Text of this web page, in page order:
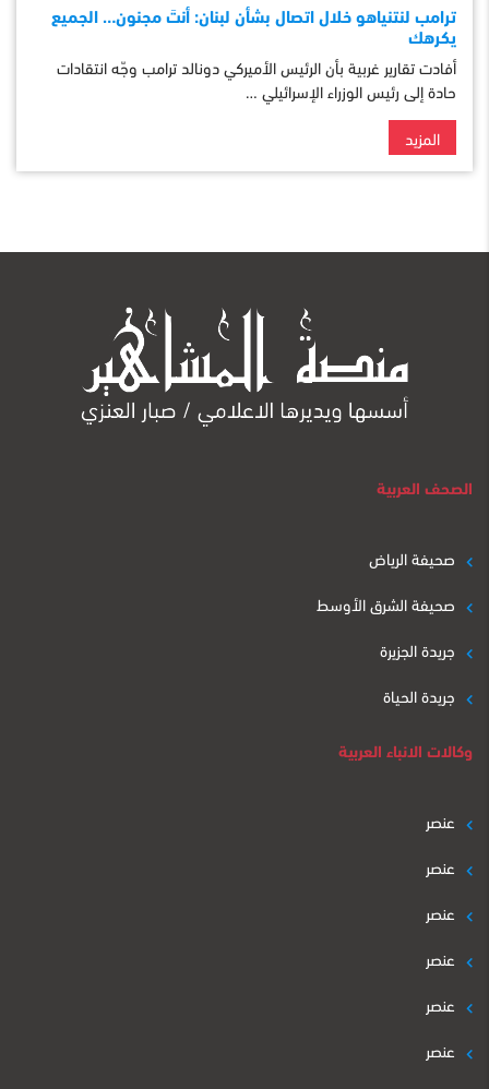
ترامب لنتنياهو خلال اتصال بشأن لبنان: أنتَ مجنون… الجميع
يكرهك
أفادت تقارير غربية بأن الرئيس الأميركي دونالد ترامب وجّه انتقادات
حادة إلى رئيس الوزراء الإسرائيلي …
المزيد
الصحف العربية
صحيفة الرياض
صحيفة الشرق الأوسط
جريدة الجزيرة
جريدة الحياة
وكالات الانباء العربية
عنصر
عنصر
عنصر
عنصر
عنصر
عنصر